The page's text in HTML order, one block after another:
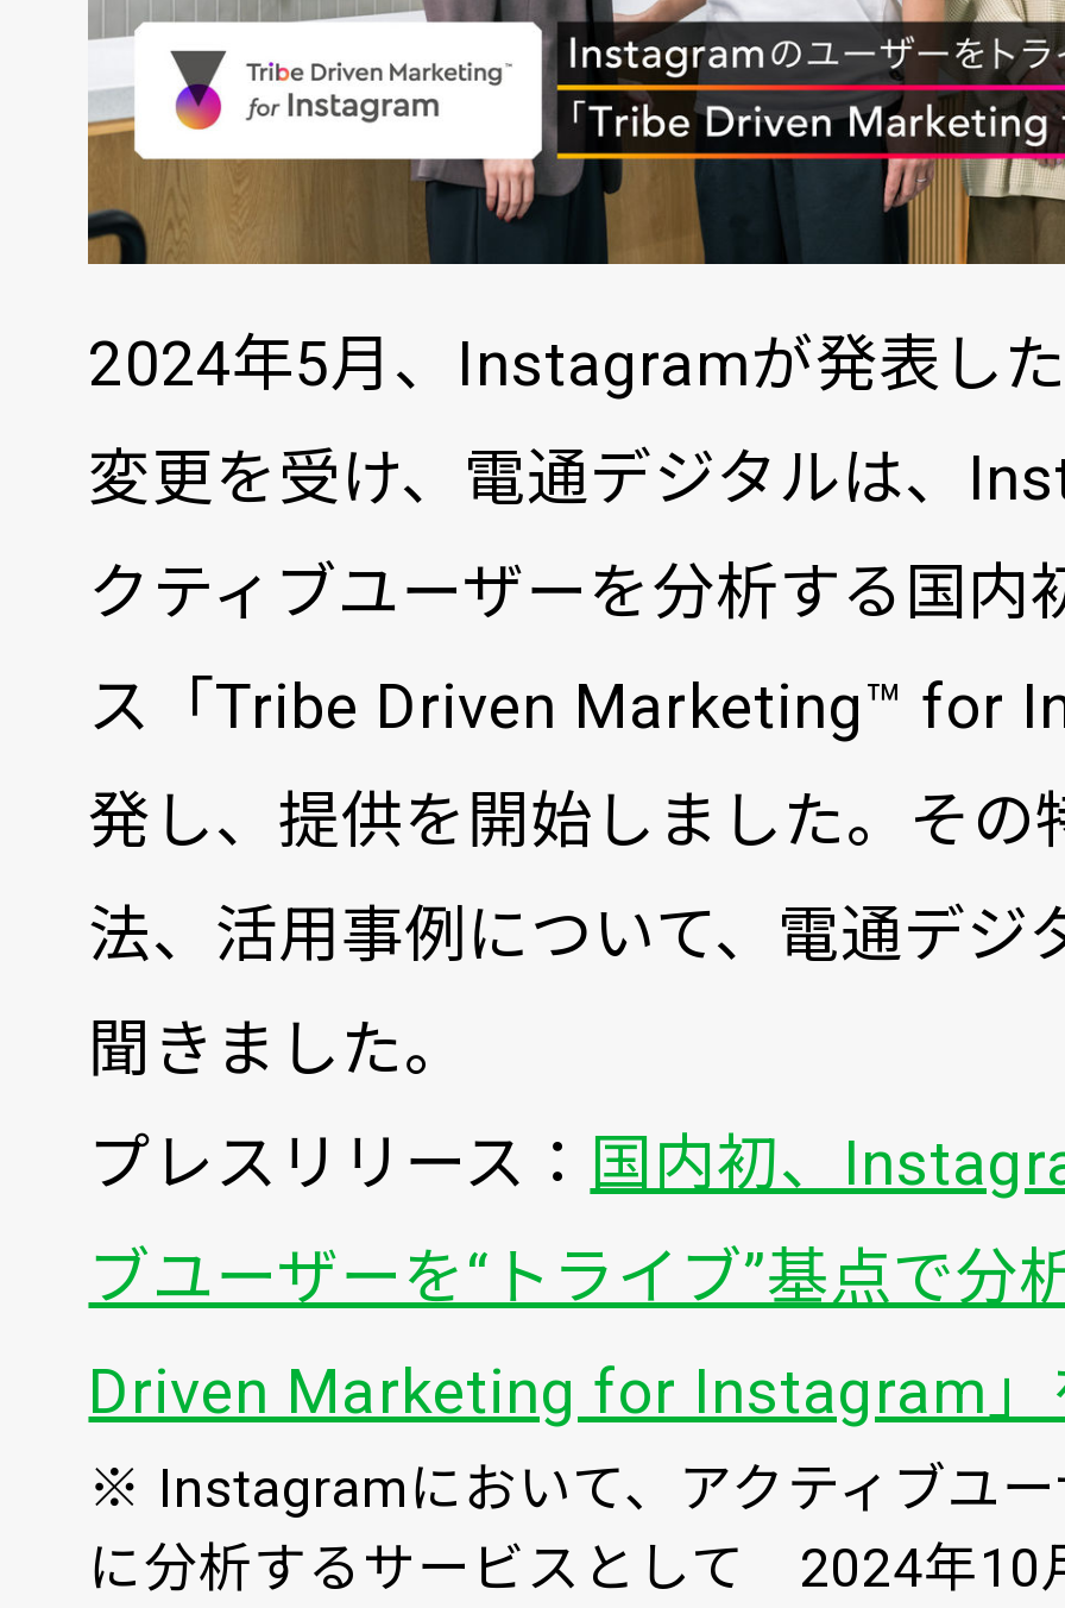
2024年5月、Instagramが発表し
変更を受け、電通デジタルは、
クティブユーザーを分析する国内
ス「Tribe Driven Marketing™ for
発し、提供を開始しました。その
法、活用事例について、電通デジ
聞きました。
プレスリリース： 国内初、
ブユーザーを“トライブ”基点で分
Driven Marketing for Instagram
※ Instagramにおいて、アクティブユ
に分析するサービスとして 2024年10